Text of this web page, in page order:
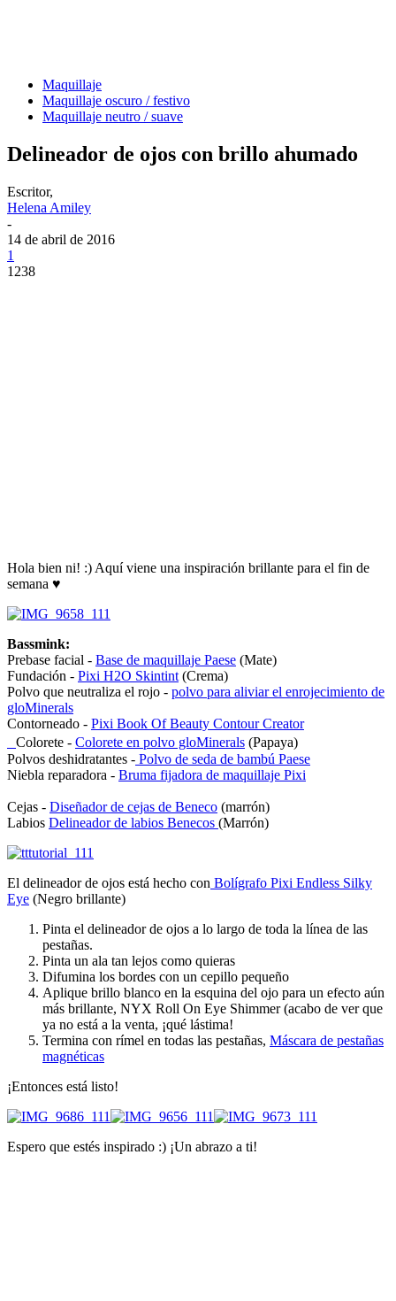
Maquillaje
Maquillaje oscuro / festivo
Maquillaje neutro / suave
Delineador de ojos con brillo ahumado
Escritor,
Helena Amiley
-
14 de abril de 2016
1
1238
Hola bien ni! :) Aquí viene una inspiración brillante para el fin de
semana ♥
Bassmink:
Prebase facial - Base de maquillaje Paese (Mate)
Fundación - Pixi H2O Skintint (Crema)
Polvo que neutraliza el rojo - polvo para aliviar el enrojecimiento de
gloMinerals
Contorneado - Pixi Book Of Beauty Contour Creator
Colorete - Colorete en polvo gloMinerals (Papaya)
Polvos deshidratantes - Polvo de seda de bambú Paese
Niebla reparadora - Bruma fijadora de maquillaje Pixi
Cejas - Diseñador de cejas de Beneco (marrón)
Labios Delineador de labios Benecos (Marrón)
El delineador de ojos está hecho con Bolígrafo Pixi Endless Silky
Eye (Negro brillante)
Pinta el delineador de ojos a lo largo de toda la línea de las
pestañas.
Pinta un ala tan lejos como quieras
Difumina los bordes con un cepillo pequeño
Aplique brillo blanco en la esquina del ojo para un efecto aún
más brillante, NYX Roll On Eye Shimmer (acabo de ver que
ya no está a la venta, ¡qué lástima!
Termina con rímel en todas las pestañas, Máscara de pestañas
magnéticas
¡Entonces está listo!
Espero que estés inspirado :) ¡Un abrazo a ti!